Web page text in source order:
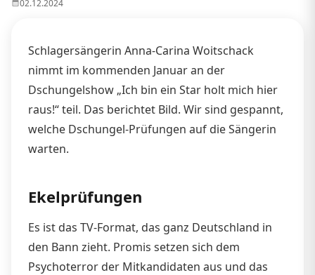
02.12.2024
Schlagersängerin Anna-Carina Woitschack
nimmt im kommenden Januar an der
Dschungelshow „Ich bin ein Star holt mich hier
raus!“ teil. Das berichtet Bild. Wir sind gespannt,
welche Dschungel-Prüfungen auf die Sängerin
warten.
Ekelprüfungen
Es ist das TV-Format, das ganz Deutschland in
den Bann zieht. Promis setzen sich dem
Psychoterror der Mitkandidaten aus und das